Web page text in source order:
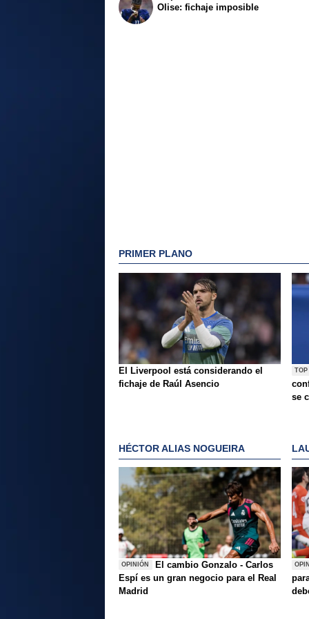
Olise: fichaje imposible
PRIMER PLANO
El Liverpool está considerando el
fichaje de Raúl Asencio
se
HÉCTOR ALIAS NOGUEIRA
OPINIÓN
El cambio Gonzalo - Carlos
Espí es un gran negocio para el Real
Madrid